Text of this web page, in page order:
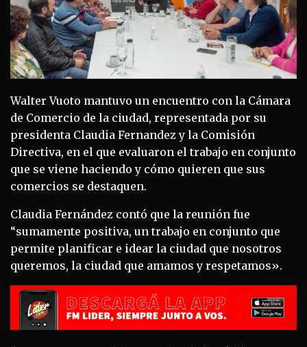
Walter Vuoto mantuvo un encuentro con la Cámara
de Comercio de la ciudad, representada por su
presidenta Claudia Fernandez y la Comisión
Directiva, en el que evaluaron el trabajo en conjunto
que se viene haciendo y cómo quieren que sus
comercios se destaquen.
Claudia Fernández contó que la reunión fue
“sumamente positiva, un trabajo en conjunto que
permite planificar e idear la ciudad que nosotros
queremos, la ciudad que amamos y respetamos».